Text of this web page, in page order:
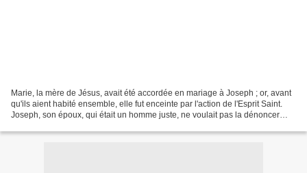
Marie, la mère de Jésus, avait été accordée en mariage à Joseph ; or, avant
qu'ils aient habité ensemble, elle fut enceinte par l'action de l'Esprit Saint.
Joseph, son époux, qui était un homme juste, ne voulait pas la dénoncer